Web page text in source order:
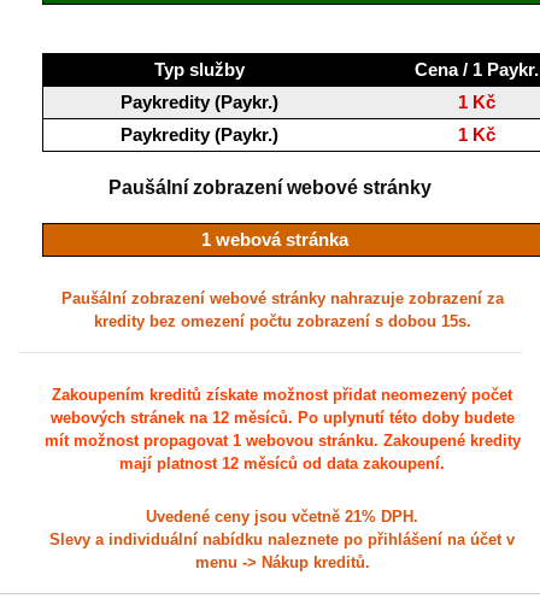
Typ služby
Cena / 1 Paykr.
Paykredity (Paykr.)
1 Kč
Paykredity (Paykr.)
1 Kč
Paušální zobrazení webové stránky
1 webová stránka
Paušální zobrazení webové stránky nahrazuje zobrazení za
kredity bez omezení počtu zobrazení s dobou 15s.
Zakoupením kreditů získate možnost přidat neomezený počet
webových stránek na 12 měsíců. Po uplynutí této doby budete
mít možnost propagovat 1 webovou stránku. Zakoupené kredity
mají platnost 12 měsíců od data zakoupení.
Uvedené ceny jsou včetně 21% DPH.
Slevy a individuální nabídku naleznete po přihlášení na účet v
menu -> Nákup kreditů.